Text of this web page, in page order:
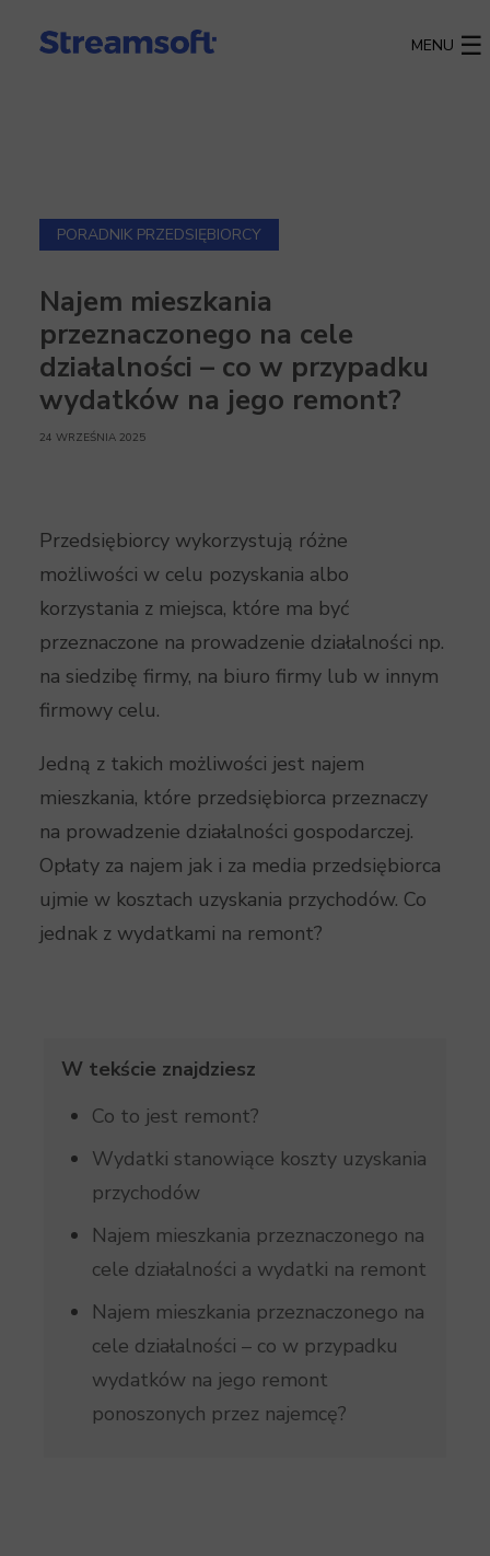
MENU
PORADNIK PRZEDSIĘBIORCY
Najem mieszkania
przeznaczonego na cele
działalności – co w przypadku
wydatków na jego remont?
24 WRZEŚNIA 2025
Przedsiębiorcy wykorzystują różne
możliwości w celu pozyskania albo
korzystania z miejsca, które ma być
przeznaczone na prowadzenie działalności np.
na siedzibę firmy, na biuro firmy lub w innym
firmowy celu.
Jedną z takich możliwości jest najem
mieszkania, które przedsiębiorca przeznaczy
na prowadzenie działalności gospodarczej.
Opłaty za najem jak i za media przedsiębiorca
ujmie w kosztach uzyskania przychodów. Co
jednak z wydatkami na remont?
W tekście znajdziesz
Co to jest remont?
Wydatki stanowiące koszty uzyskania
przychodów
Najem mieszkania przeznaczonego na
cele działalności a wydatki na remont
Najem mieszkania przeznaczonego na
cele działalności – co w przypadku
wydatków na jego remont
ponoszonych przez najemcę?